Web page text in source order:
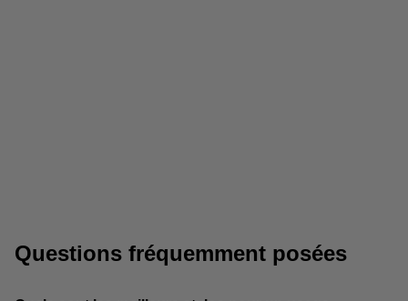
Questions fréquemment posées